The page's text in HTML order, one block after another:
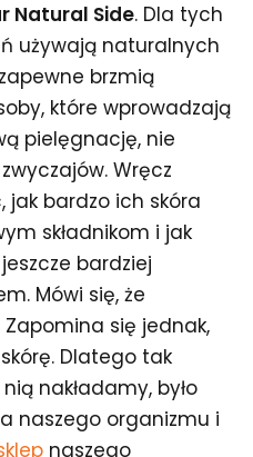
Natural Side. Dla tych
używają naturalnych
brzmią
które wprowadzają
pielęgnację, nie
Wręcz
jak bardzo ich skóra
składnikom i jak
bardziej
Mówi się, że
się jednak,
Dlatego tak
nakładamy, było
naszego organizmu i
naszego